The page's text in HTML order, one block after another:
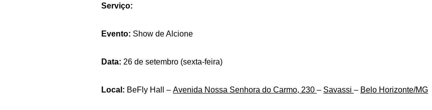
Serviço:
Evento: Show de Alcione
Data: 26 de setembro (sexta-feira)
Local: BeFly Hall – Avenida Nossa Senhora do Carmo, 230 – Savassi – Belo Horizonte/MG